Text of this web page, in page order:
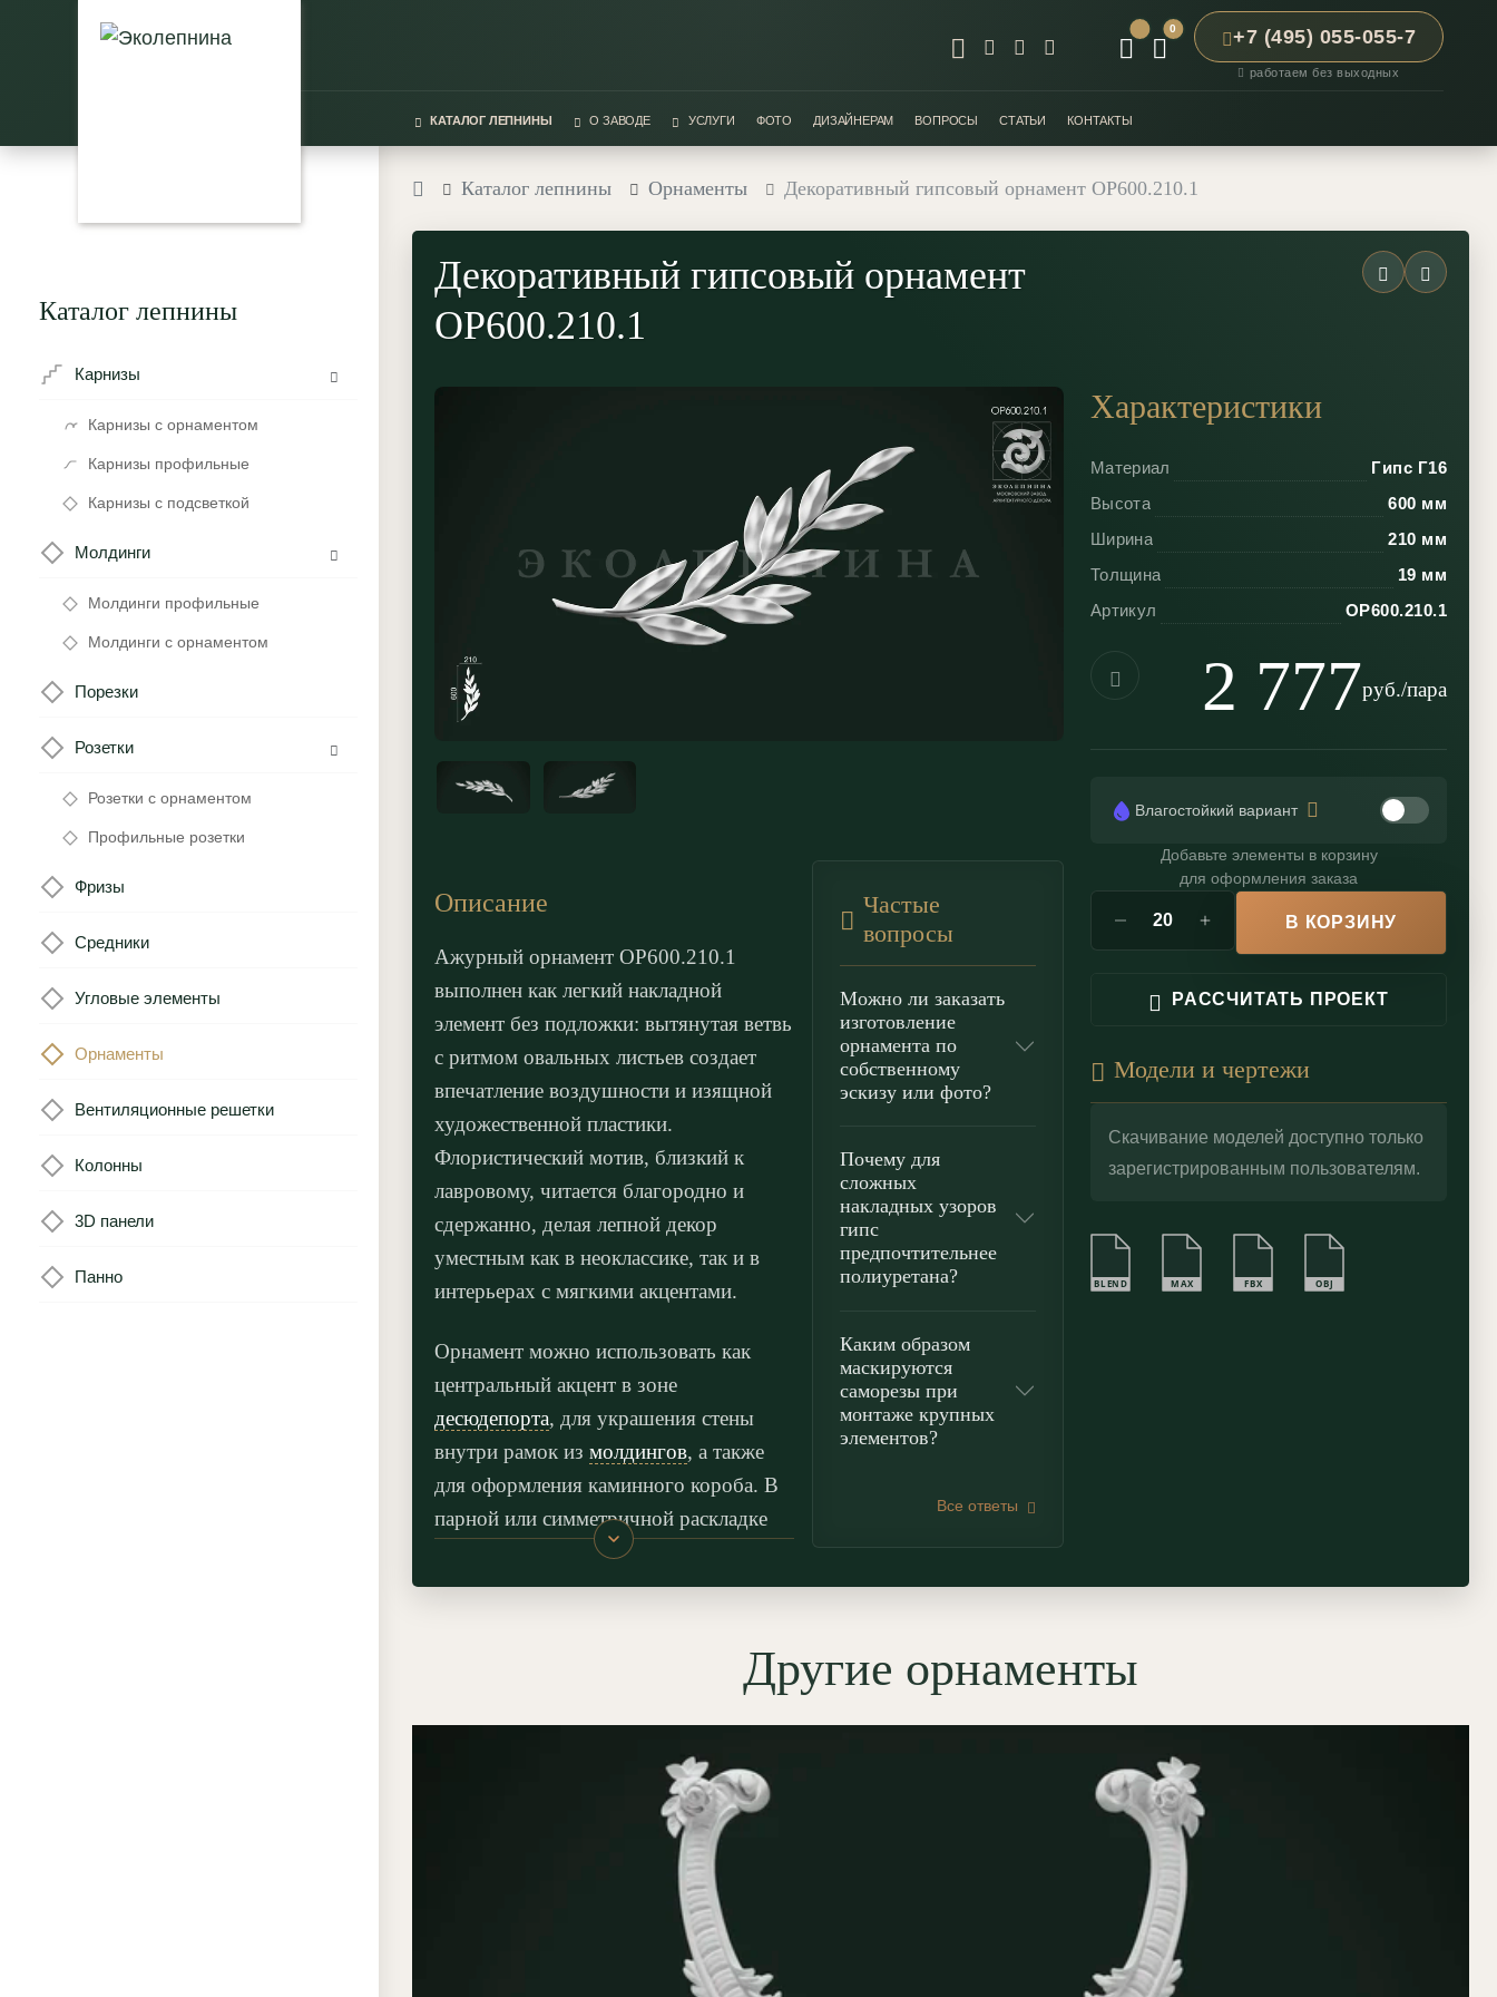
0 +7 (495) 055-055-7
работаем без выходных
КАТАЛОГ ЛЕПНИНЫ О ЗАВОДЕ УСЛУГИ ФОТО ДИЗАЙНЕРАМ ВОПРОСЫ СТАТЬИ КОНТАКТЫ
Каталог лепнины
Карнизы
Карнизы с орнаментом
Карнизы профильные
Карнизы с подсветкой
Молдинги
Молдинги профильные
Молдинги с орнаментом
Порезки
Розетки
Розетки с орнаментом
Профильные розетки
Фризы
Средники
Угловые элементы
Орнаменты
Вентиляционные решетки
Колонны
3D панели
Панно
Каталог лепнины Орнаменты Декоративный гипсовый орнамент ОР600.210.1
Декоративный гипсовый орнамент
ОР600.210.1
Описание
Ажурный орнамент ОР600.210.1
выполнен как легкий накладной
элемент без подложки: вытянутая ветвь
с ритмом овальных листьев создает
впечатление воздушности и изящной
художественной пластики.
Флористический мотив, близкий к
лавровому, читается благородно и
сдержанно, делая лепной декор
уместным как в неоклассике, так и в
интерьерах с мягкими акцентами.
Орнамент можно использовать как
центральный акцент в зоне
десюдепорта, для украшения стены
внутри рамок из молдингов, а также
для оформления каминного короба. В
парной или симметричной раскладке
элемент хорошо поддерживает
композицию панно, обрамлений и
необходимости легко комбинируется с
и линейными профилями.
ручная
гипс Г-16
не трескается, в
Частые
вопросы
Можно ли заказать
изготовление
орнамента по
собственному
эскизу или фото?
Почему для
сложных
накладных узоров
гипс
предпочтительнее
полиуретана?
Каким образом
маскируются
саморезы при
монтаже крупных
элементов?
Все ответы
Характеристики
Материал
Гипс Г16
Высота
600 мм
Ширина
210 мм
Толщина
19 мм
Артикул
ОР600.210.1
2 777руб./пара
Влагостойкий вариант
Добавьте элементы в корзину
для оформления заказа
В КОРЗИНУ
РАССЧИТАТЬ ПРОЕКТ
Модели и чертежи
Скачивание моделей доступно только
зарегистрированным пользователям.
BLEND MAX FBX OBJ
Другие орнаменты